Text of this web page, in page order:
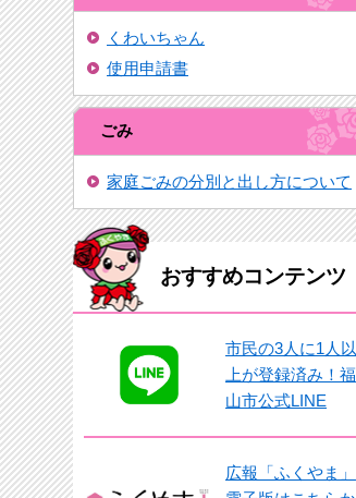
くわいちゃん
使用申請書
ごみ
家庭ごみの分別と出し方について
おすすめコンテンツ
市民の3人に1人以
上が登録済み！福
山市公式LINE
広報「ふくやま」